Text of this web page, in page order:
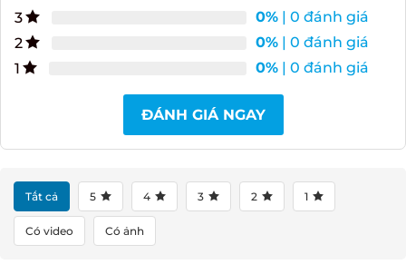
5 0%| 0 đánh giá
4
0%| 0 đánh giá
3
0%| 0 đánh giá
0%| 0 đánh giá